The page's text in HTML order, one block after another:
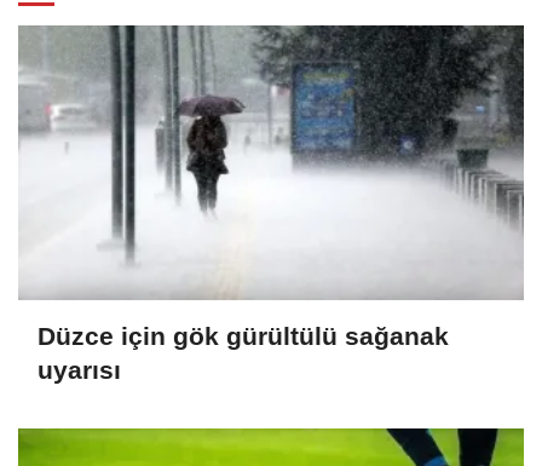
Düzce için gök gürültülü sağanak
uyarısı